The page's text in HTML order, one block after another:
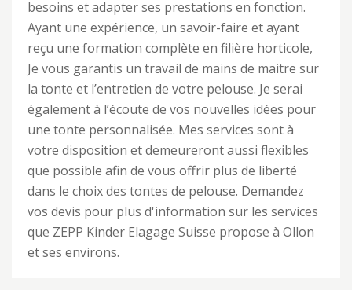
besoins et adapter ses prestations en fonction.
Ayant une expérience, un savoir-faire et ayant
reçu une formation complète en filière horticole,
Je vous garantis un travail de mains de maitre sur
la tonte et l’entretien de votre pelouse. Je serai
également à l’écoute de vos nouvelles idées pour
une tonte personnalisée. Mes services sont à
votre disposition et demeureront aussi flexibles
que possible afin de vous offrir plus de liberté
dans le choix des tontes de pelouse. Demandez
vos devis pour plus d'information sur les services
que ZEPP Kinder Elagage Suisse propose à Ollon
et ses environs.